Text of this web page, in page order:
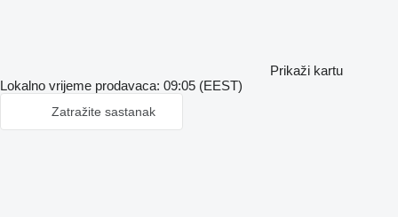
Prikaži kartu
Lokalno vrijeme prodavaca: 09:05 (EEST)
Zatražite sastanak